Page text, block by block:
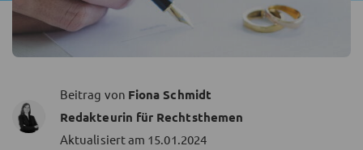
Beitrag von Fiona Schmidt
Redakteurin für Rechtsthemen
Aktualisiert am 15.01.2024